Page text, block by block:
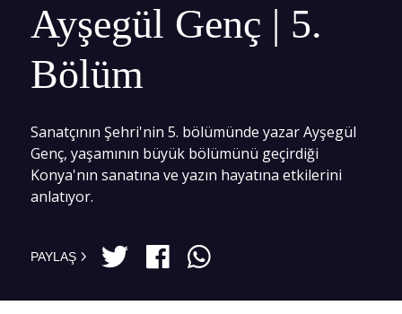
Ayşegül Genç | 5.
Bölüm
Sanatçının Şehri'nin 5. bölümünde yazar Ayşegül
Genç, yaşamının büyük bölümünü geçirdiği
Konya'nın sanatına ve yazın hayatına etkilerini
anlatıyor.
PAYLAŞ